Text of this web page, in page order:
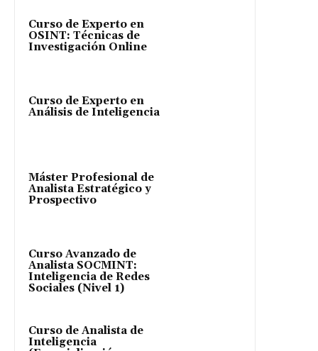
Curso de Experto en
OSINT: Técnicas de
Investigación Online
Curso de Experto en
Análisis de Inteligencia
Máster Profesional de
Analista Estratégico y
Prospectivo
Curso Avanzado de
Analista SOCMINT:
Inteligencia de Redes
Sociales (Nivel 1)
Curso de Analista de
Inteligencia